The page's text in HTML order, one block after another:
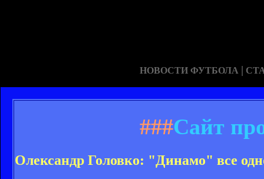
НОВОСТИ ФУТБОЛА |
###Сайт
Олександр Головко: "Динамо" все